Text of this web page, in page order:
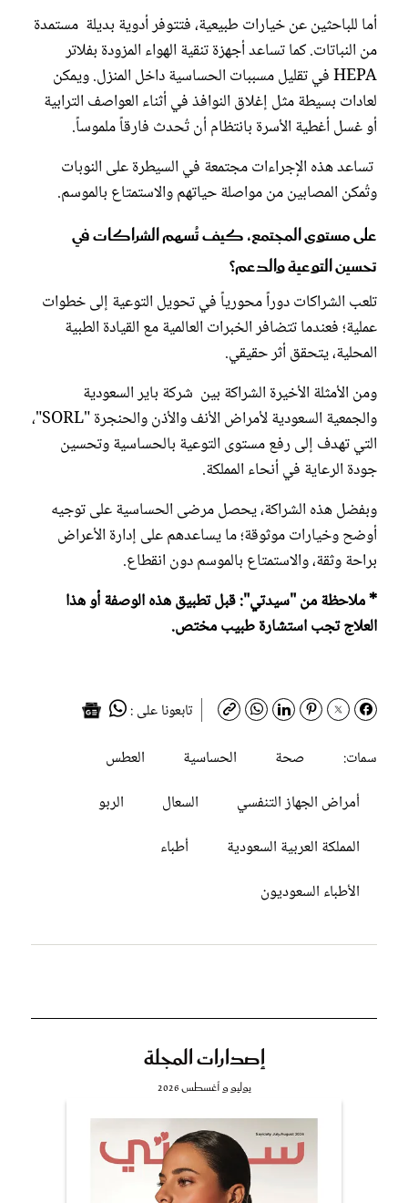
أما للباحثين عن خيارات طبيعية، فتتوفر أدوية بديلة مستمدة
من النباتات. كما تساعد أجهزة تنقية الهواء المزودة بفلاتر
HEPA في تقليل مسببات الحساسية داخل المنزل. ويمكن
لعادات بسيطة مثل إغلاق النوافذ في أثناء العواصف الترابية
أو غسل أغطية الأسرة بانتظام أن تُحدث فارقاً ملموساً.
تساعد هذه الإجراءات مجتمعة في السيطرة على النوبات
وتُمكن المصابين من مواصلة حياتهم والاستمتاع بالموسم.
على مستوى المجتمع، كيف تُسهم الشراكات في
تحسين التوعية والدعم؟
تلعب الشراكات دوراً محورياً في تحويل التوعية إلى خطوات
عملية؛ فعندما تتضافر الخبرات العالمية مع القيادة الطبية
المحلية، يتحقق أثر حقيقي.
ومن الأمثلة الأخيرة الشراكة بين شركة باير السعودية
والجمعية السعودية لأمراض الأنف والأذن والحنجرة "SORL"،
التي تهدف إلى رفع مستوى التوعية بالحساسية وتحسين
جودة الرعاية في أنحاء المملكة.
وبفضل هذه الشراكة، يحصل مرضى الحساسية على توجيه
أوضح وخيارات موثوقة؛ ما يساعدهم على إدارة الأعراض
براحة وثقة، والاستمتاع بالموسم دون انقطاع.
* ملاحظة من "سيدتي": قبل تطبيق هذه الوصفة أو هذا
العلاج تجب استشارة طبيب مختص.
تابعونا على :
سمات:
صحة الحساسية
العطس
أمراض الجهاز التنفسي
السعال
الربو
المملكة العربية السعودية
أطباء
الأطباء السعوديون
إصدارات المجلة
يوليو و أغسطس 2026